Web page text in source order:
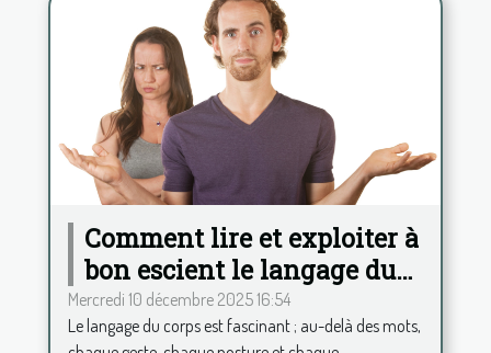
Comment lire et exploiter à
bon escient le langage du
corps ?
Mercredi 10 décembre 2025 16:54
Le langage du corps est fascinant ; au-delà des mots,